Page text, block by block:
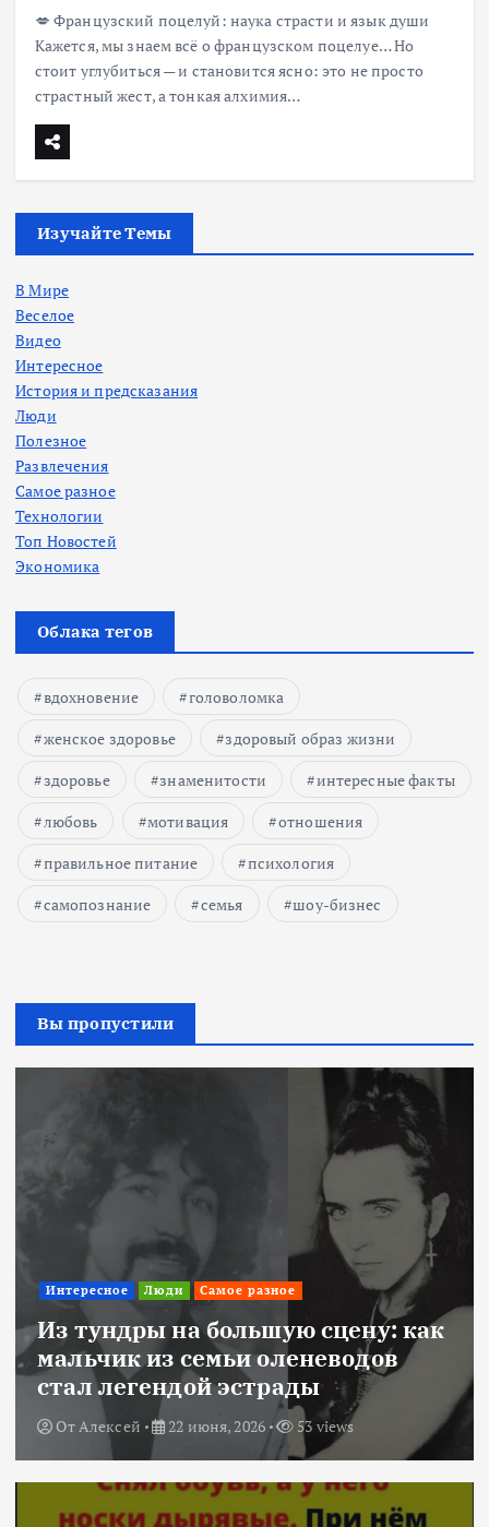
💋 Французский поцелуй: наука страсти и язык души
Кажется, мы знаем всё о французском поцелуе… Но
стоит углубиться — и становится ясно: это не просто
страстный жест, а тонкая алхимия…
Изучайте Темы
В Мире
Веселое
Видео
Интересное
История и предсказания
Люди
Полезное
Развлечения
Самое разное
Технологии
Топ Новостей
Экономика
Облака тегов
вдохновение
головоломка
женское здоровье
здоровый образ жизни
здоровье
знаменитости
интересные факты
любовь
мотивация
отношения
правильное питание
психология
самопознание
семья шоу-бизнес
Вы пропустили
Интересное Люди Самое разное
Из тундры на большую сцену: как
мальчик из семьи оленеводов
стал легендой эстрады
ОтАлексей 22 июня, 2026 53 views